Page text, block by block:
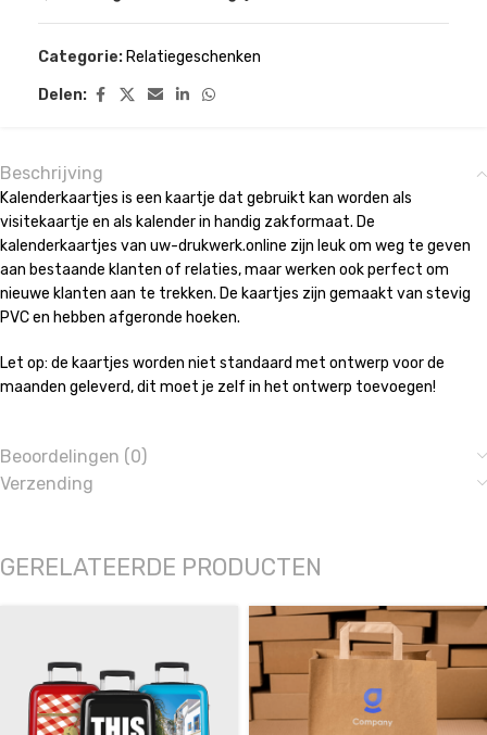
Categorie: Relatiegeschenken
Delen:
Beschrijving
Kalenderkaartjes is een kaartje dat gebruikt kan worden als
visitekaartje en als kalender in handig zakformaat. De
kalenderkaartjes van uw-drukwerk.online zijn leuk om weg te geven
aan bestaande klanten of relaties, maar werken ook perfect om
nieuwe klanten aan te trekken. De kaartjes zijn gemaakt van stevig
PVC en hebben afgeronde hoeken.
Let op: de kaartjes worden niet standaard met ontwerp voor de
maanden geleverd, dit moet je zelf in het ontwerp toevoegen!
Beoordelingen (0)
Verzending
GERELATEERDE PRODUCTEN